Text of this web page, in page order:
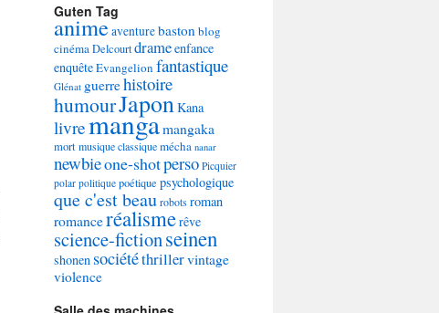
Guten Tag
animeaventurebaston blog
cinémaDelcourtdrameenfance
enquêteEvangelion fantastique
Glénat guerrehistoire
humourJapon Kana
livremangamangaka
mortmusique classiquemécha nanar
newbieone-shotperso Picquier
polar politique poétique psychologique
que c'est beaurobotsroman
romanceréalismerêve
science-fictionseinen
shonen sociététhrillervintage
violence